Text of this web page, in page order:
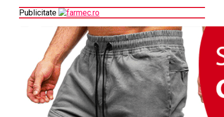
Publicitate